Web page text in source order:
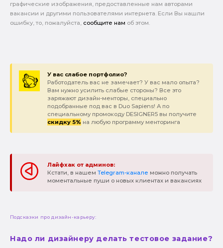
графические изображения, предоставленные нам авторами
вакансии и другими пользователями интернета. Если Вы нашли
ошибку, то, пожалуйста, сообщите нам об этом.
У вас слабое портфолио?
Работодатель вас не замечает? У вас мало опыта?
Вам нужно усилить слабые стороны? Все это
заряжают дизайн-менторы, специально
подобранные под вас в Duo Sapiens! А по
специальному промокоду DESIGNER5 вы получите
скидку 5% на любую программу менторинга
Лайфхак от админов:
Кстати, в нашем Telegram-канале можно получать
моментальные пуши о новых клиентах и вакансиях
Подсказки про дизайн-карьеру:
Надо ли дизайнеру делать тестовое задание?